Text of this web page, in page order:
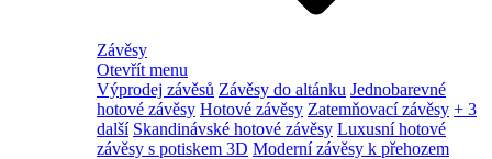
Závěsy
Otevřít menu
Výprodej závěsů Závěsy do altánku Jednobarevné
hotové závěsy Hotové závěsy Zatemňovací závěsy + 3
další Skandinávské hotové závěsy Luxusní hotové
závěsy s potiskem 3D Moderní závěsy k přehozem